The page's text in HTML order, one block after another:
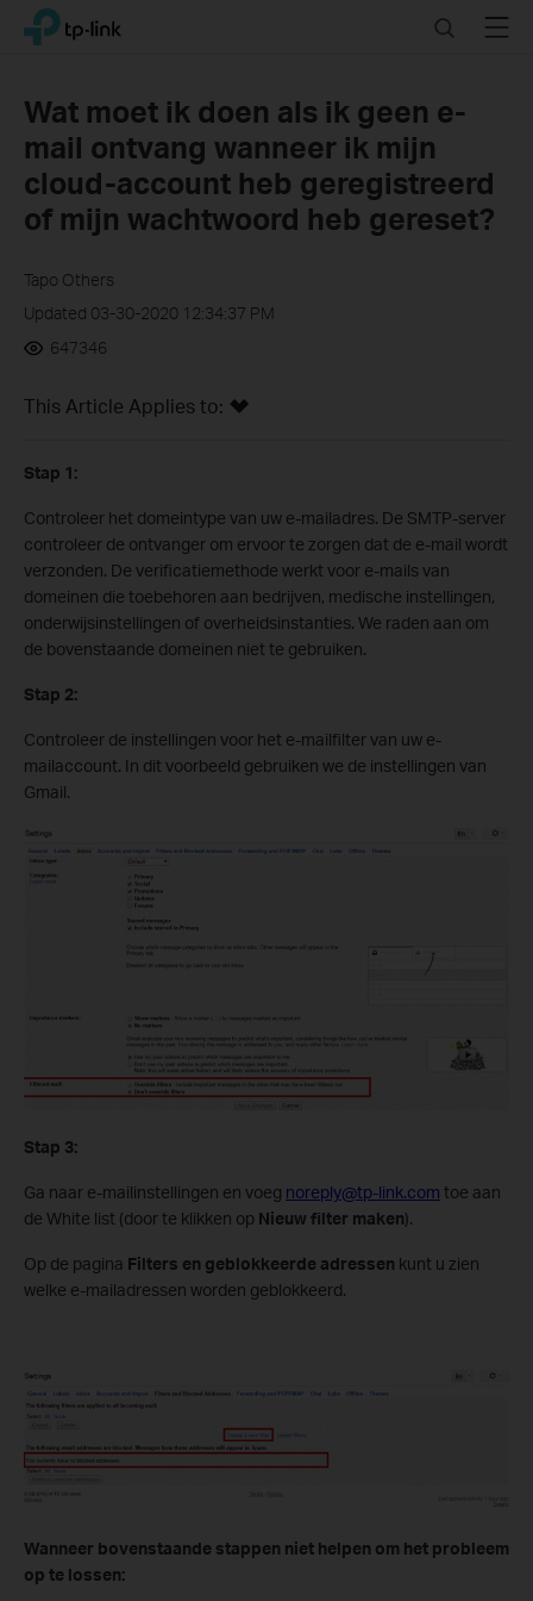
Click
navigation
TP-Link, Reliably Smart SearchMenu
Wat moet ik doen als ik geen e-
mail ontvang wanneer ik mijn
cloud-account heb geregistreerd
of mijn wachtwoord heb gereset?
Tapo Others
Updated 03-30-2020 12:34:37 PM
647346
This Article Applies to:
Stap 1:
Controleer het domeintype van uw e-mailadres. De SMTP-server
controleer de ontvanger om ervoor te zorgen dat de e-mail wordt
verzonden. De verificatiemethode werkt voor e-mails van
domeinen die toebehoren aan bedrijven, medische instellingen,
onderwijsinstellingen of overheidsinstanties. We raden aan om
de bovenstaande domeinen niet te gebruiken.
Stap 2:
Controleer de instellingen voor het e-mailfilter van uw e-
mailaccount. In dit voorbeeld gebruiken we de instellingen van
Gmail.
Stap 3:
Ga naar e-mailinstellingen en voeg noreply@tp-link.com toe aan
de White list (door te klikken op Nieuw filter maken).
Op de pagina Filters en geblokkeerde adressen kunt u zien
welke e-mailadressen worden geblokkeerd.
Wanneer bovenstaande stappen niet helpen om het probleem
op te lossen: